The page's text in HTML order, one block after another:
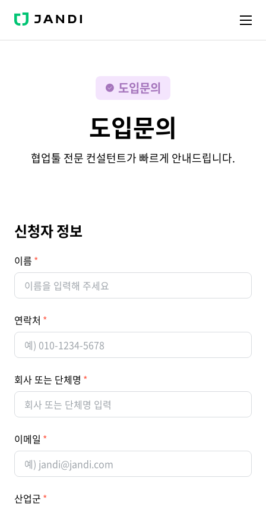
J
N
도입문의
도입문의
협업툴 전문 컨설턴트가 빠르게 안내드립니다.
신청자 정보
이름
연락처
회사 또는 단체명
이메일
산업군